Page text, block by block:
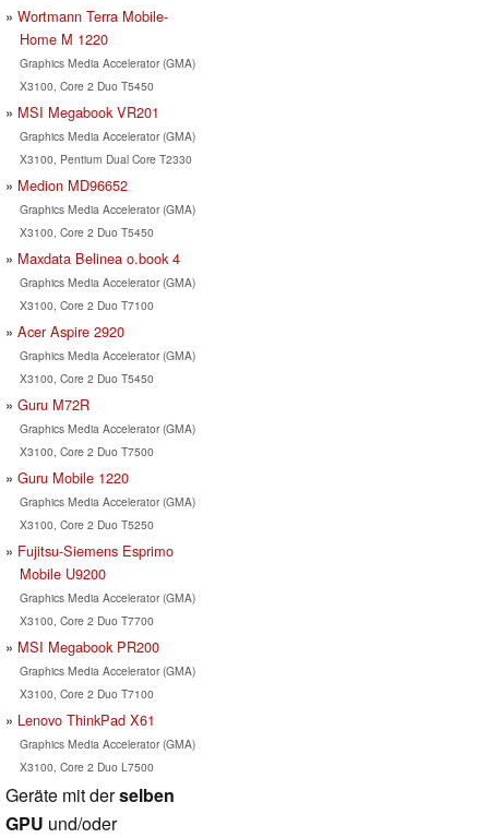
Wortmann Terra Mobile-
Home M 1220
Graphics Media Accelerator (GMA)
X3100, Core 2 Duo T5450
MSI Megabook VR201
Graphics Media Accelerator (GMA)
X3100, Pentium Dual Core T2330
Medion MD96652
Graphics Media Accelerator (GMA)
X3100, Core 2 Duo T5450
Maxdata Belinea o.book 4
Graphics Media Accelerator (GMA)
X3100, Core 2 Duo T7100
Acer Aspire 2920
Graphics Media Accelerator (GMA)
X3100, Core 2 Duo T5450
Guru M72R
Graphics Media Accelerator (GMA)
X3100, Core 2 Duo T7500
Guru Mobile 1220
Graphics Media Accelerator (GMA)
X3100, Core 2 Duo T5250
Fujitsu-Siemens Esprimo
Mobile U9200
Graphics Media Accelerator (GMA)
X3100, Core 2 Duo T7700
MSI Megabook PR200
Graphics Media Accelerator (GMA)
X3100, Core 2 Duo T7100
Lenovo ThinkPad X61
Graphics Media Accelerator (GMA)
X3100, Core 2 Duo L7500
Geräte mit derselben
GPU und/oder